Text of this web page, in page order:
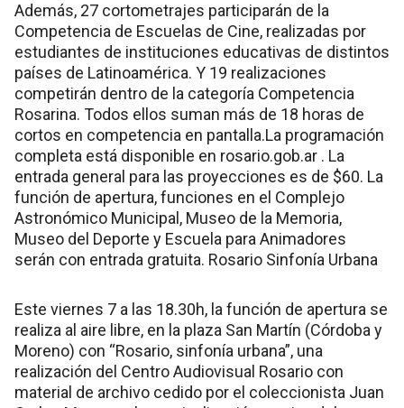
Además, 27 cortometrajes participarán de la
Competencia de Escuelas de Cine, realizadas por
estudiantes de instituciones educativas de distintos
países de Latinoamérica. Y 19 realizaciones
competirán dentro de la categoría Competencia
Rosarina. Todos ellos suman más de 18 horas de
cortos en competencia en pantalla.La programación
completa está disponible en rosario.gob.ar . La
entrada general para las proyecciones es de $60. La
función de apertura, funciones en el Complejo
Astronómico Municipal, Museo de la Memoria,
Museo del Deporte y Escuela para Animadores
serán con entrada gratuita. Rosario Sinfonía Urbana
Este viernes 7 a las 18.30h, la función de apertura se
realiza al aire libre, en la plaza San Martín (Córdoba y
Moreno) con “Rosario, sinfonía urbana”, una
realización del Centro Audiovisual Rosario con
material de archivo cedido por el coleccionista Juan